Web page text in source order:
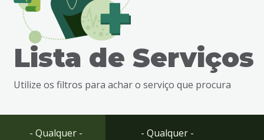
busca
Ir
Lista de Serviços
Utilize os filtros para achar o serviço que procura
- Qualquer - - Qualquer -